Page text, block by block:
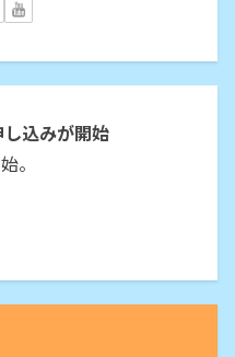
込みが開始
。